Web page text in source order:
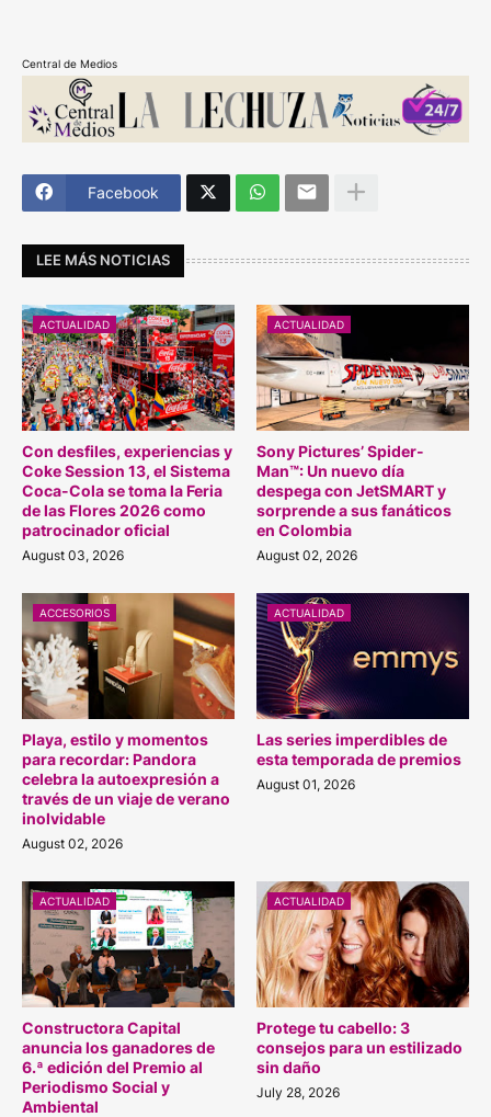
Central de Medios
Facebook
LEE MÁS NOTICIAS
ACTUALIDAD
Con desfiles, experiencias y
Coke Session 13, el Sistema
Coca-Cola se toma la Feria
de las Flores 2026 como
patrocinador oficial
August 03, 2026
ACTUALIDAD
Sony Pictures’ Spider-
Man™: Un nuevo día
despega con JetSMART y
sorprende a sus fanáticos
en Colombia
August 02, 2026
ACCESORIOS
Playa, estilo y momentos
para recordar: Pandora
celebra la autoexpresión a
través de un viaje de verano
inolvidable
August 02, 2026
ACTUALIDAD
Las series imperdibles de
esta temporada de premios
August 01, 2026
ACTUALIDAD
Constructora Capital
anuncia los ganadores de
6.ª edición del Premio al
Periodismo Social y
Ambiental
ACTUALIDAD
Protege tu cabello: 3
consejos para un estilizado
sin daño
July 28, 2026